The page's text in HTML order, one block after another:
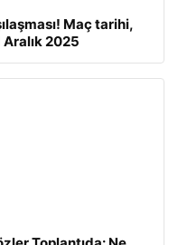
Maç tarihi,
Aralık 2025